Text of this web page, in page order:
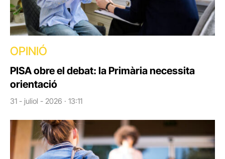
OPINIÓ
PISA obre el debat: la Primària necessita
orientació
31 - juliol - 2026 · 13:11